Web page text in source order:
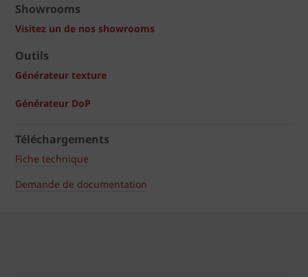
Showrooms
Visitez un de nos showrooms
Outils
Générateur texture
Générateur DoP
Téléchargements
Fiche technique
Demande de documentation